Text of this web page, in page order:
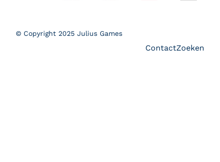
ContactZoeken
© Copyright 2025 Julius Games